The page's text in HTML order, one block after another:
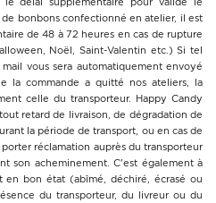
bonbons confectionné en atelier, il est
de 48 à 72 heures en cas de rupture
Noël, Saint-Valentin etc.) Si tel
vous sera automatiquement envoyé
la commande a quitté nos ateliers, la
celle du transporteur. Happy Candy
retard de livraison, de dégradation de
la période de transport, ou en cas de
porter réclamation auprès du transporteur
son acheminement. C'est également à
bon état (abîmé, déchiré, écrasé ou
du transporteur, du livreur ou du